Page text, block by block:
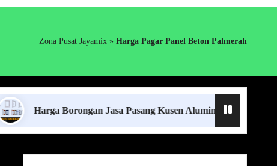
Zona Pusat Jayamix » Harga Pagar Panel Beton Palmerah
Harga Borongan Jasa Pasang Kusen Aluminium Lampung Terdekat